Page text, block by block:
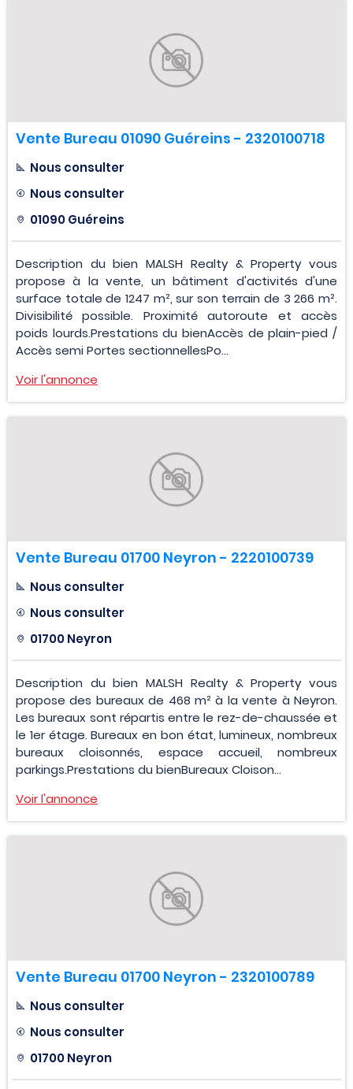
Vente Bureau 01090 Guéreins - 2320100718
Nous consulter
Nous consulter
01090 Guéreins
Description du bien MALSH Realty & Property vous
propose à la vente, un bâtiment d'activités d'une
surface totale de 1247 m², sur son terrain de 3 266 m².
Divisibilité possible. Proximité autoroute et accès
poids lourds.Prestations du bienAccès de plain-pied /
Accès semi Portes sectionnellesPo...
Voir l'annonce
Vente Bureau 01700 Neyron - 2220100739
Nous consulter
Nous consulter
01700 Neyron
Description du bien MALSH Realty & Property vous
propose des bureaux de 468 m² à la vente à Neyron.
Les bureaux sont répartis entre le rez-de-chaussée et
le 1er étage. Bureaux en bon état, lumineux, nombreux
bureaux cloisonnés, espace accueil, nombreux
parkings.Prestations du bienBureaux Cloison...
Voir l'annonce
Vente Bureau 01700 Neyron - 2320100789
Nous consulter
Nous consulter
01700 Neyron